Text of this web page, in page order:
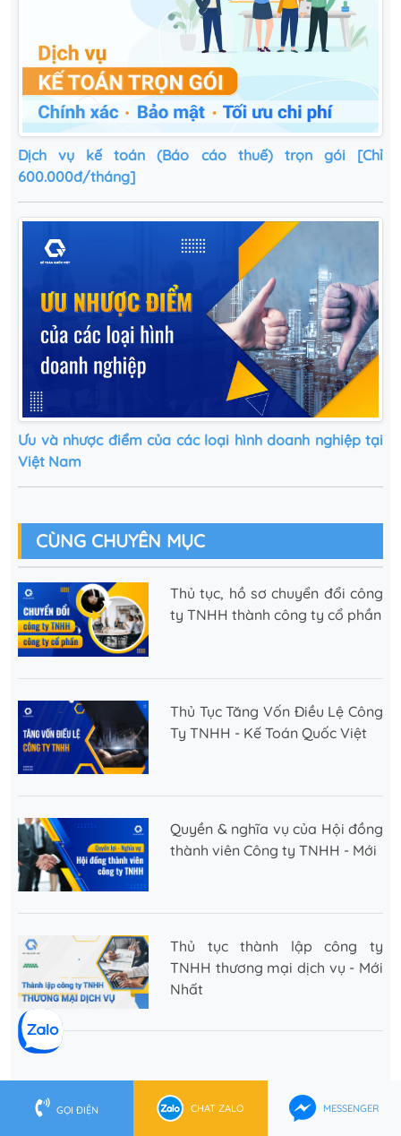
Dịch vụ kế toán (Báo cáo thuế) trọn gói [Chỉ
600.000đ/tháng]
Ưu và nhược điểm của các loại hình doanh nghiệp tại
Việt Nam
CÙNG CHUYÊN MỤC
Thủ tục, hồ sơ chuyển đổi công
ty TNHH thành công ty cổ phần
Thủ Tục Tăng Vốn Điều Lệ Công
Ty TNHH - Kế Toán Quốc Việt
Quyền & nghĩa vụ của Hội đồng
thành viên Công ty TNHH - Mới
Thủ tục thành lập công ty
TNHH thương mại dịch vụ - Mới
Nhất
GỌI ĐIỆN CHAT ZALO MESSENGER